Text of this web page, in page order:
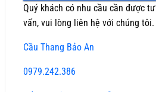
Quý khách có nhu cầu cần được tư
vấn, vui lòng liên hệ với chúng tôi.
Cầu Thang Bảo An
0979.242.386